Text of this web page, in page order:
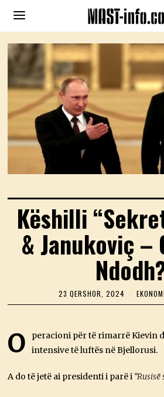
Këshilli
& Janukoviç –
23 QERSHOR, 2024
3
R
S
H
,
EKONOMI
O
peracioni për të rimarrë Kievin
intensive të luftës në Bjellorusi.
A do të jetë ai presidenti i parë i “Rusisë